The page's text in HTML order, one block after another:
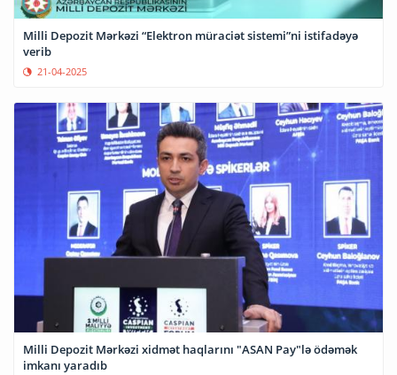
Milli Depozit Mərkəzi “Elektron müraciət sistemi”ni istifadəyə
verib
21-04-2025
Milli Depozit Mərkəzi xidmət haqlarını "ASAN Pay"lə ödəmək
imkanı yaradıb